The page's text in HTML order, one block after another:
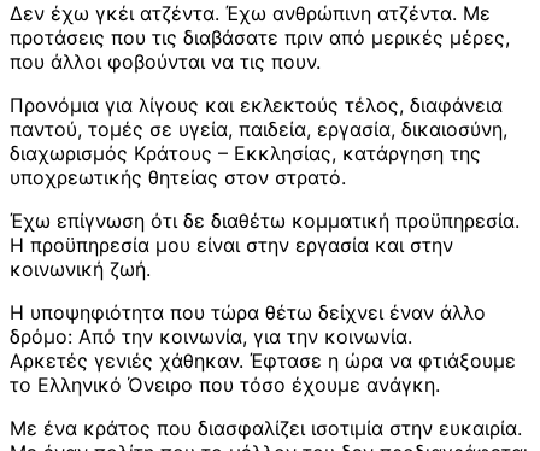
Δεν έχω γκέι ατζέντα. Έχω ανθρώπινη ατζέντα. Με
προτάσεις που τις διαβάσατε πριν από μερικές μέρες,
που άλλοι φοβούνται να τις πουν.
Προνόμια για λίγους και εκλεκτούς τέλος, διαφάνεια
παντού, τομές σε υγεία, παιδεία, εργασία, δικαιοσύνη,
διαχωρισμός Κράτους – Εκκλησίας, κατάργηση της
υποχρεωτικής θητείας στον στρατό.
Έχω επίγνωση ότι δε διαθέτω κομματική προϋπηρεσία.
Η προϋπηρεσία μου είναι στην εργασία και στην
κοινωνική ζωή.
Η υποψηφιότητα που τώρα θέτω δείχνει έναν άλλο
δρόμο: Από την κοινωνία, για την κοινωνία.
Αρκετές γενιές χάθηκαν. Έφτασε η ώρα να φτιάξουμε
το Ελληνικό Όνειρο που τόσο έχουμε ανάγκη.
Με ένα κράτος που διασφαλίζει ισοτιμία στην ευκαιρία.